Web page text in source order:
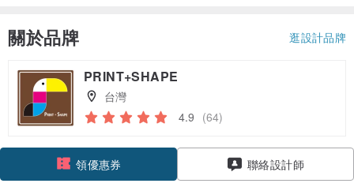
關於品牌 逛設計品牌
PRINT+SHAPE
台灣
4.9 (64)
領優惠券 聯絡設計師